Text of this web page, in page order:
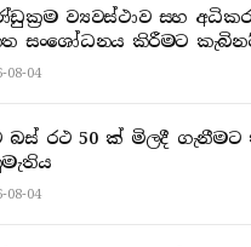
ව්‍යවස්ථාව සහ
සංශෝධනය කිරීමට
08-04
බස් රථ 50 ක් මිලදී ගැනීමට
08-04